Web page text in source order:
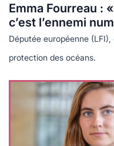
végétariennes
plus de recyclage
durables
naturel
de recyclage
saison
responsables
douce
Emma Fourreau :
c’est l’ennemi
Députée européenne
protection des océans.